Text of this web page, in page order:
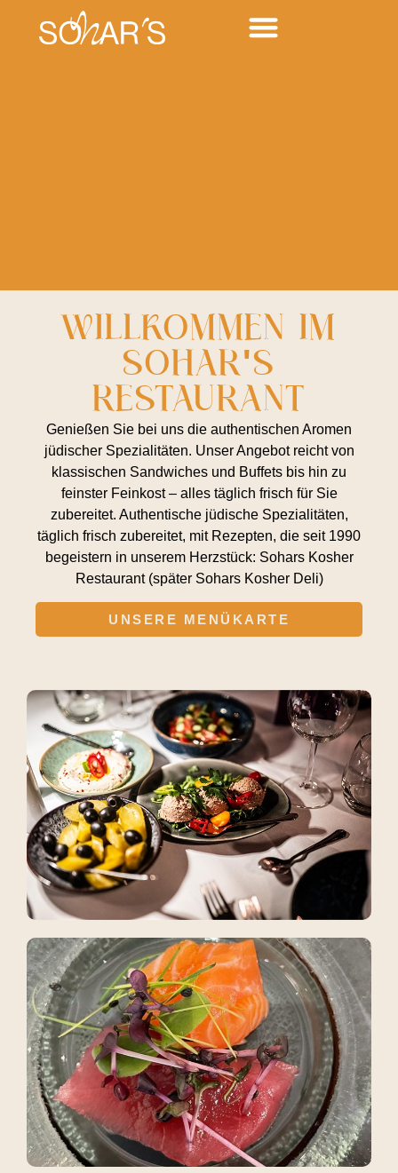
WILLKOMMEN IM
SOHAR'S
RESTAURANT
Genießen Sie bei uns die authentischen Aromen
jüdischer Spezialitäten. Unser Angebot reicht von
klassischen Sandwiches und Buffets bis hin zu
feinster Feinkost – alles täglich frisch für Sie
zubereitet. Authentische jüdische Spezialitäten,
täglich frisch zubereitet, mit Rezepten, die seit 1990
begeistern in unserem Herzstück: Sohars Kosher
Restaurant (später Sohars Kosher Deli)
UNSERE MENÜKARTE